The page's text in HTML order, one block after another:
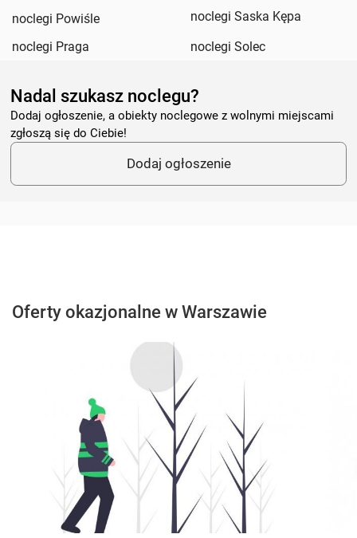
noclegi Powiśle
noclegi Saska Kępa
noclegi Praga
noclegi Solec
Nadal szukasz noclegu?
Dodaj ogłoszenie, a obiekty noclegowe z wolnymi miejscami
zgłoszą się do Ciebie!
Dodaj ogłoszenie
Oferty okazjonalne w Warszawie